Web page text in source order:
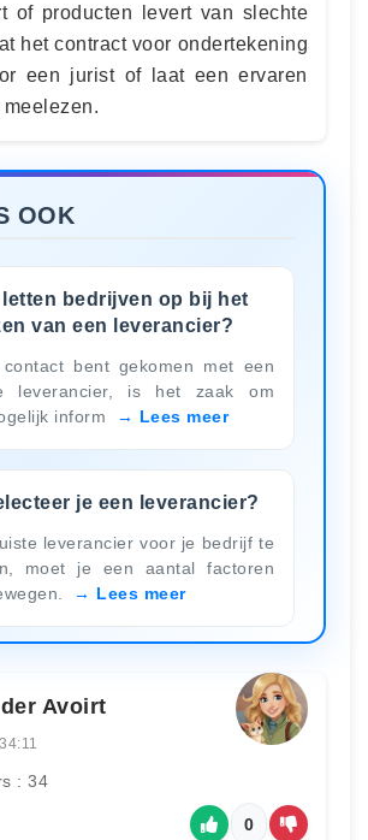
of producten levert van slechte
het contract voor ondertekening
een jurist of laat een ervaren
OOK
letten bedrijven op bij het
van een leverancier?
bent gekomen met een
leverancier, is het zaak om
inform
Lees meer
je een leverancier?
leverancier voor je bedrijf te
moet je een aantal factoren
Lees meer
Avoirt
: 34
0